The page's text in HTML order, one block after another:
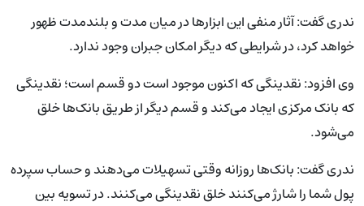
ندری گفت: آثار منفی این ابزارها در میان مدت و بلندمدت ظهور
خواهد کرد، در شرایطی که دیگر امکان جبران وجود ندارد.
وی افزود: نقدینگی که اکنون موجود است دو قسم است؛ نقدینگی
که بانک مرکزی ایجاد می‌کند و قسم دیگر از طریق بانک‌ها خلق
می‌شود.
ندری گفت: بانک‌ها روزانه وقتی تسهیلات می‌دهند و حساب سپرده
پول شما را شارژ می‌کنند خلق نقدینگی می‌کنند. در تسویه بین